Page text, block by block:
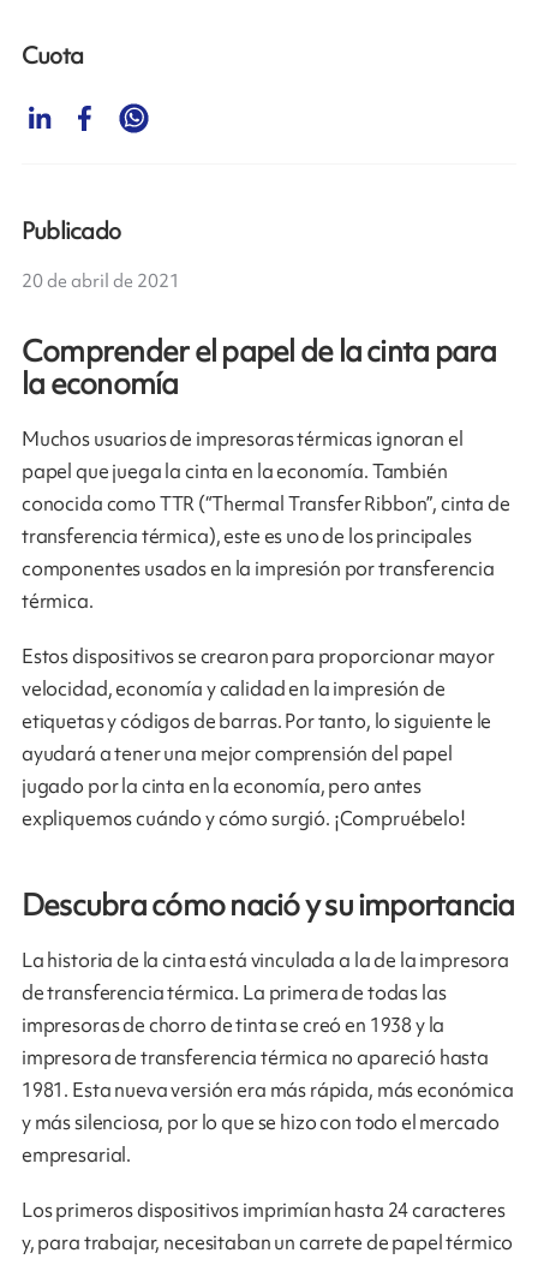
Comprender el papel de la cinta para
la economía
Muchos usuarios de impresoras térmicas ignoran el
papel que juega la cinta en la economía. También
conocida como TTR (“Thermal Transfer Ribbon”, cinta de
transferencia térmica), este es uno de los principales
componentes usados en la impresión por transferencia
térmica.
Estos dispositivos se crearon para proporcionar mayor
velocidad, economía y calidad en la impresión de
etiquetas y códigos de barras. Por tanto, lo siguiente le
ayudará a tener una mejor comprensión del papel
jugado por la cinta en la economía, pero antes
expliquemos cuándo y cómo surgió. ¡Compruébelo!
Descubra cómo nació y su importancia
La historia de la cinta está vinculada a la de la impresora
de transferencia térmica. La primera de todas las
impresoras de chorro de tinta se creó en 1938 y la
impresora de transferencia térmica no apareció hasta
1981. Esta nueva versión era más rápida, más económica
y más silenciosa, por lo que se hizo con todo el mercado
empresarial.
Los primeros dispositivos imprimían hasta 24 caracteres
y, para trabajar, necesitaban un carrete de papel térmico
Cuota
Publicado
20 de abril de 2021